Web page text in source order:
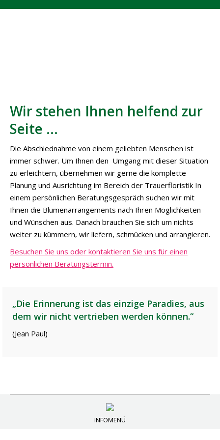
Wir stehen Ihnen helfend zur
Seite …
Die Abschiednahme von einem geliebten Menschen ist
immer schwer. Um Ihnen den Umgang mit dieser Situation
zu erleichtern, übernehmen wir gerne die komplette
Planung und Ausrichtung im Bereich der Trauerfloristik In
einem persönlichen Beratungsgespräch suchen wir mit
Ihnen die Blumenarrangements nach Ihren Möglichkeiten
und Wünschen aus. Danach brauchen Sie sich um nichts
weiter zu kümmern, wir liefern, schmücken und arrangieren.
Besuchen Sie uns oder kontaktieren Sie uns für einen
persönlichen Beratungstermin.
„Die Erinnerung ist das einzige Paradies, aus
dem wir nicht vertrieben werden können.“
(Jean Paul)
INFOMENÜ